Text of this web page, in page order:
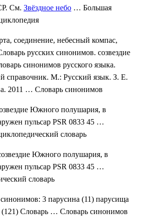
См. Звёздное небо … Большая
соединение, небесный компас,
русских синонимов. созвездие
синонимов русского языка.
справочник. М.: Русский язык. З. Е.
2011 … Словарь синонимов
Южного полушария, в
пульсар PSR 0833 45 …
словарь
Южного полушария, в
пульсар PSR 0833 45 …
словарь
3 парусина (11) парусища
(121) Словарь … Словарь синонимов